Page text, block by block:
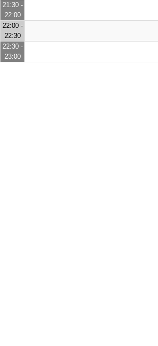
21:30 -
22:00
22:00 -
22:30
22:30 -
23:00